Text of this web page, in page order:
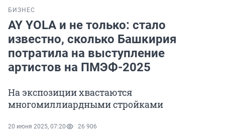
БИЗНЕС
AY YOLA и не только: стало
известно, сколько Башкирия
потратила на выступление
артистов на ПМЭФ-2025
На экспозиции хвастаются
многомиллиардными стройками
20 июня 2025, 07:20 26 906